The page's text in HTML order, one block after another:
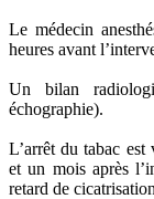
Le médecin
heures avant
Un bilan
échographie).
L’arrêt du tabac
et un mois après
retard de